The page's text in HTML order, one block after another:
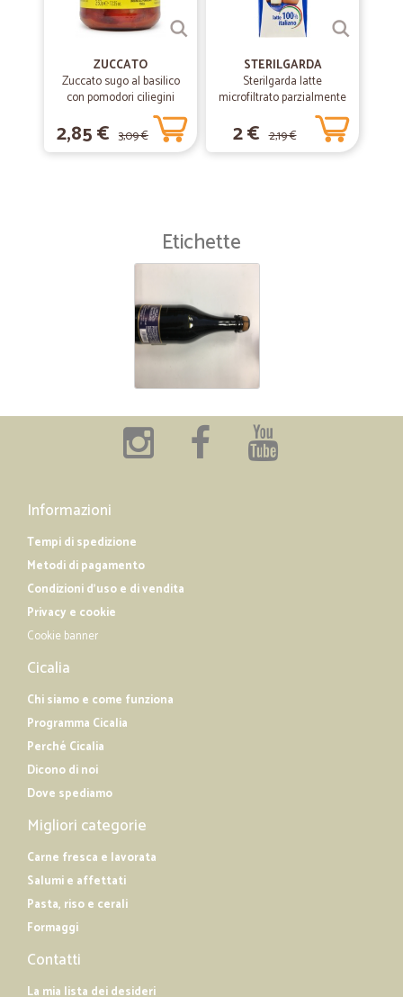
ZUCCATO
Zuccato sugo al basilico
con pomodori ciliegini
interi freschi gr.370
2,85 € 3,09 €
STERILGARDA
Sterilgarda latte
microfiltrato parzialmente
2 € 2,19 €
Etichette
Informazioni
Tempi di spedizione
Metodi di pagamento
Condizioni d'uso e di vendita
Privacy e cookie
Cookie banner
Cicalia
Chi siamo e come funziona
Programma Cicalia
Perché Cicalia
Dicono di noi
Dove spediamo
Migliori categorie
Carne fresca e lavorata
Salumi e affettati
Pasta, riso e cerali
Formaggi
Contatti
La mia lista dei desideri